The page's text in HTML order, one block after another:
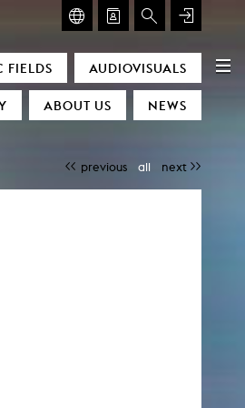
FIELDS AUDIOVISUALS
ABOUT US NEWS
previous all next
Room for Art & Discourse